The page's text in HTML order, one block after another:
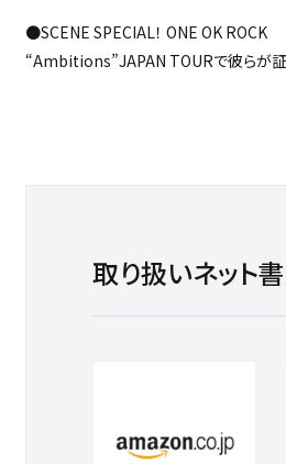
●SCENE SPECIAL！ ONE OK ROCK
“Ambitions”JAPAN TOURで彼らが証
取り扱いネット